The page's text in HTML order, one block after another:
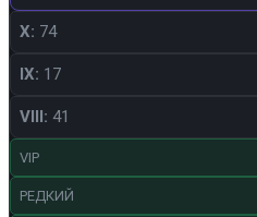
X: 74
IX: 17
VIII: 41
VIP
РЕДКИЙ